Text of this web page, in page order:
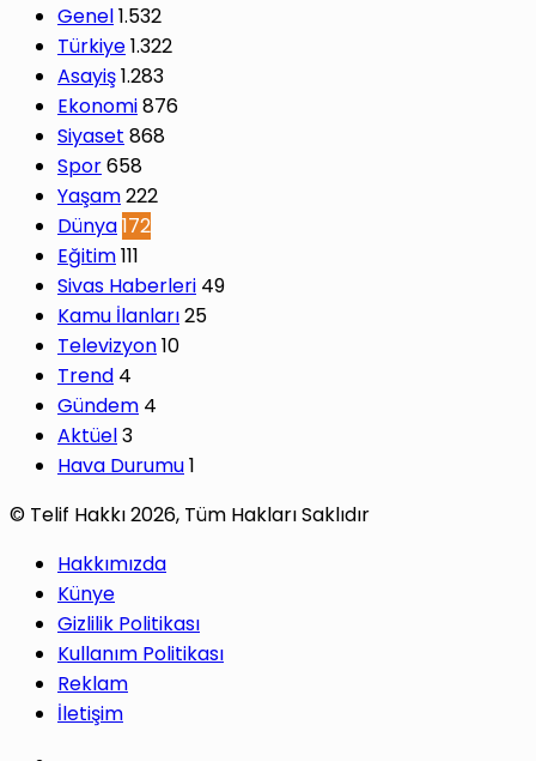
Genel1.532
Türkiye1.322
Asayiş1.283
Ekonomi876
Siyaset 868
Spor658
Yaşam222
Dünya172
Eğitim111
Sivas Haberleri 49
Kamu İlanları25
Televizyon10
Trend 4
Gündem 4
Aktüel3
Hava Durumu1
© Telif Hakkı 2026, Tüm Hakları Saklıdır
Hakkımızda
Künye
Gizlilik Politikası
Kullanım Politikası
Reklam
İletişim